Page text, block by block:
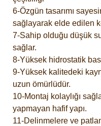
6-Özgün tasarımı
sağlayarak elde edilen
7-Sahip olduğu düşük
sağlar.
8-Yüksek hidrostatik
9-Yüksek kalitedeki
uzun ömürlüdür.
10-Montaj kolaylığı
yapmayan hafif yapı.
11-Delinmelere ve